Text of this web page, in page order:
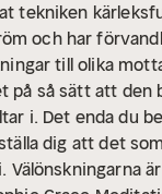
tekniken
och har
till olika
på så sätt att den
i. Det enda du
dig att det
Välönskningarna